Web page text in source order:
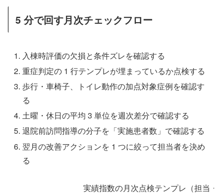
5 分で回す月次チェックフロー
入棟時評価の欠損と条件ズレを確認する
重症判定の 1 行テンプレが埋まっているか点検する
歩行・車椅子、トイレ動作の加点対象症例を確認す
る
土曜・休日の平均 3 単位を週次差分で確認する
退院前訪問指導の分子を「実施患者数」で確認する
翌月の改善アクションを 1 つに絞って担当者を決め
る
実績指数の月次点検テンプレ（担当・